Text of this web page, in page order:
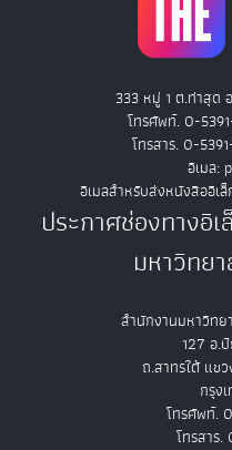
333 หมู่ 1 ต.ท่าสุด
โทรศัพท์. 0-
โทรสาร. 0-
อีเมล:
อีเมลสำหรับส่งหนังสืออิเ
ประกาศช่องทางอิ
มหาวิทย
สำนักงานมหาวิท
127 อ.
ถ.สาทรใต้ แข
กรุง
โทรศัพท์.
โทรสาร